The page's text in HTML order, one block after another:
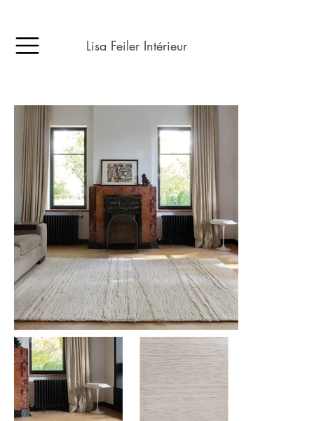
Lisa Feiler Intérieur